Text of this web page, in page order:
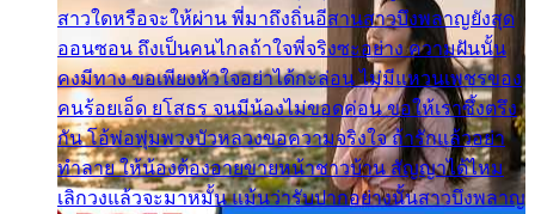
สาวใดหรือจะให้ผ่าน พี่มาถึงถิ่นอีสานสาวบึงพลาญยังสุด
ออนซอน ถึงเป็นคนไกลถ้าใจพี่จริงซะอย่าง ความฝันนั้น
คงมีทาง ขอเพียงหัวใจอย่าได้กะล่อน ไม่มีแหวนเพชรของ
คนร้อยเอ็ด ยโสธร จนมีน้องไม่ขอดค่อน ขอให้เราซึ้งตรึง
กัน โอ้พ่อพุ่มพวงบัวหลวงขอความจริงใจ ถ้ารักแล้วอย่า
ทำลาย ให้น้องต้องอายขายหน้าชาวบ้าน สัญญาได้ไหม
เลิกวงแล้วจะมาหมั้น แม้นว่ารับปากอย่างนั้นสาวบึงพลาญ